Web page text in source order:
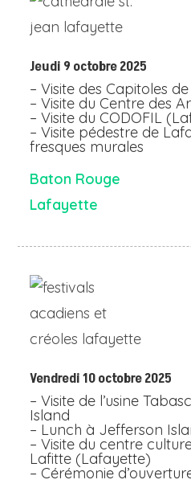
Jeudi 9 octobre 2025
– Visite des Capitoles
– Visite du Centre des
– Visite du CODOFIL
– Visite pédestre de
fresques murales
Baton Rouge
Lafayette
Vendredi 10 octobre 2025
– Visite de l’usine
Island
– Lunch à Jefferson
– Visite du centre
Lafitte (Lafayette)
– Cérémonie